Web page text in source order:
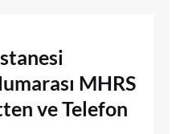
MHRS
ve Telefon